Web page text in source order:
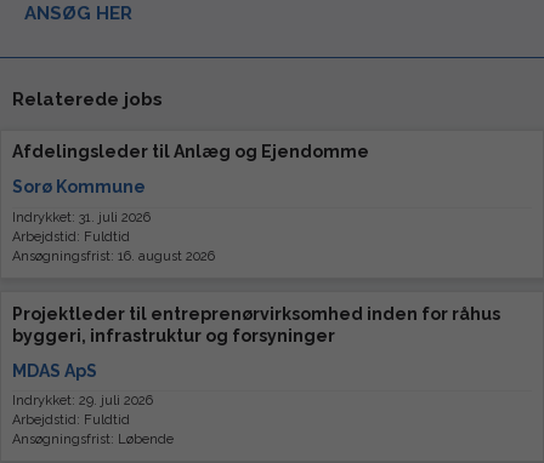
ANSØG HER
Relaterede jobs
Afdelingsleder til Anlæg og Ejendomme
Sorø Kommune
Indrykket: 31. juli 2026
Arbejdstid: Fuldtid
Ansøgningsfrist: 16. august 2026
Projektleder til entreprenørvirksomhed inden for råhus
byggeri, infrastruktur og forsyninger
MDAS ApS
Indrykket: 29. juli 2026
Arbejdstid: Fuldtid
Ansøgningsfrist: Løbende